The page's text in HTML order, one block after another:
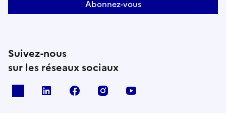
Abonnez-vous
Suivez-nous
sur les réseaux sociaux
Linkedin Facebook Instagram